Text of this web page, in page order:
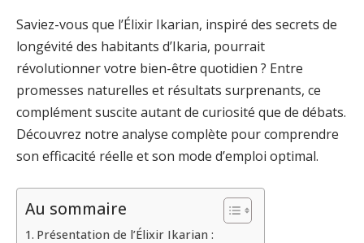
Saviez-vous que l’Élixir Ikarian, inspiré des secrets de
longévité des habitants d’Ikaria, pourrait
révolutionner votre bien-être quotidien ? Entre
promesses naturelles et résultats surprenants, ce
complément suscite autant de curiosité que de débats.
Découvrez notre analyse complète pour comprendre
son efficacité réelle et son mode d’emploi optimal.
Au sommaire
Présentation de l’Élixir Ikarian :